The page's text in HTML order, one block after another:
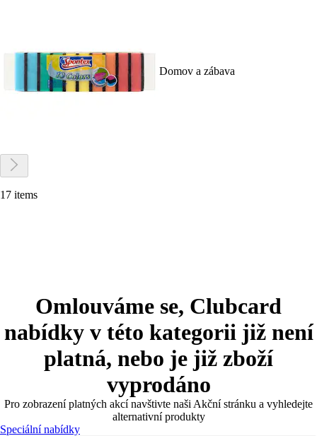
Domov a zábava
17 items
Omlouváme se, Clubcard
nabídky v této kategorii již není
platná, nebo je již zboží
vyprodáno
Pro zobrazení platných akcí navštivte naši Akční stránku a vyhledejte
alternativní produkty
Speciální nabídky